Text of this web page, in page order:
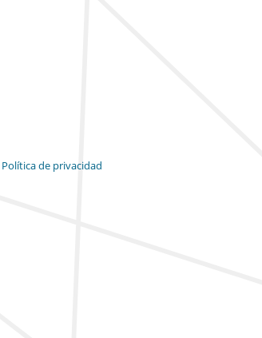
Política de privacidad